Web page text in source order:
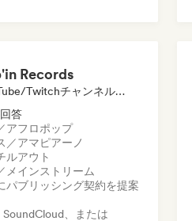
Records
YouTube/Twitchチャンネル, レーベル, プレイリスト・キュレーター, 発行者
答
アフロポップ
／アマピアーノ
ルアウト
メインストリーム
パブリッシング契約を提案
SoundCloud、または